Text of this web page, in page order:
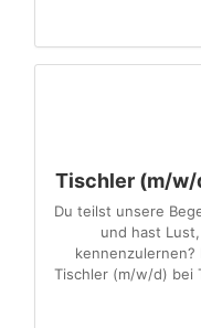
Tischler (m/w/
Du teilst unsere
und hast
kennenzulernen?
Tischler (m/w/d) bei